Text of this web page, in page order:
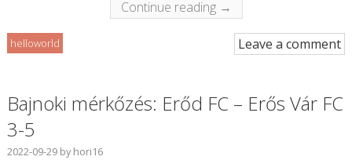
Continue reading →
helloworld Leave a comment
Bajnoki mérkőzés: Erőd FC – Erős Vár FC
3-5
2022-09-29byhori16